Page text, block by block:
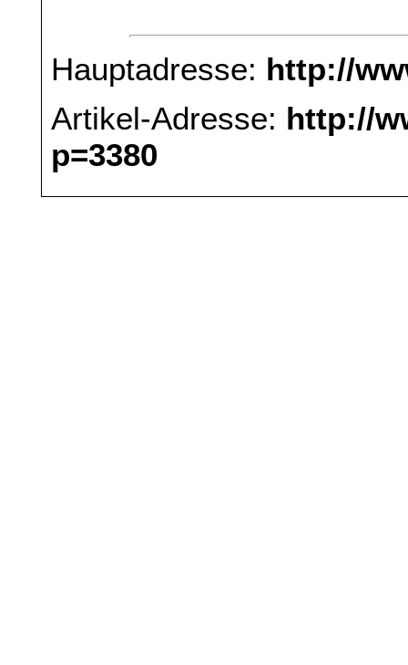
Hauptadresse: http://
Artikel-Adresse: http://
p=3380